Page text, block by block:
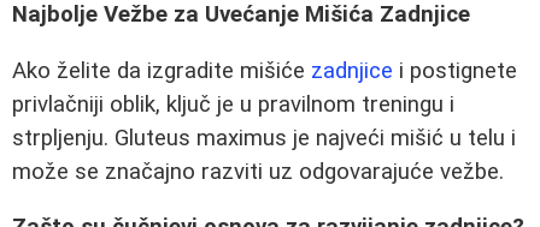
Najbolje Vežbe za Uvećanje Mišića Zadnjice
Ako želite da izgradite mišiće zadnjice i postignete
privlačniji oblik, ključ je u pravilnom treningu i
strpljenju. Gluteus maximus je najveći mišić u telu i
može se značajno razviti uz odgovarajuće vežbe.